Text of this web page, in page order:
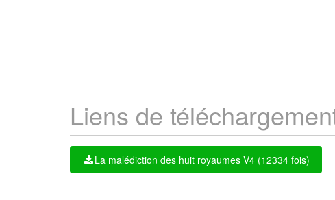
Liens de
La malédiction des huit royaumes V4 (12334 fois)